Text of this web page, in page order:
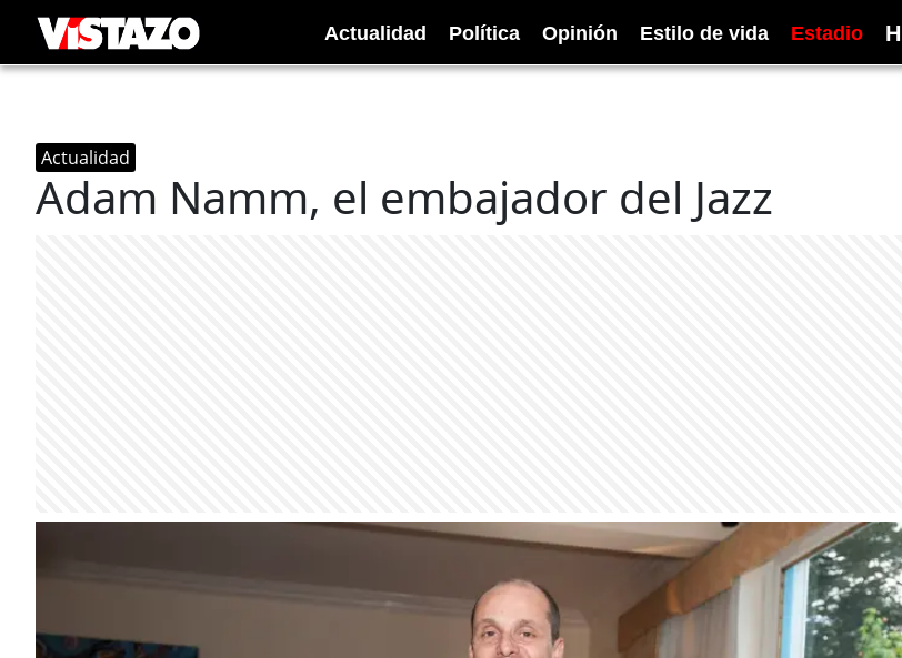
Actualidad Política Opinión Estilo de vida Estadio H
Actualidad
Adam Namm, el embajador del Jazz